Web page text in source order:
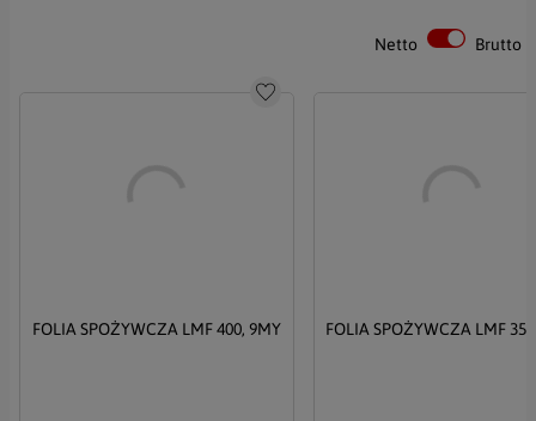
Akceptuję Politykę Prywatności i Politykę RODO
Netto Brutto
Do schowka
FOLIA SPOŻYWCZA LMF 400, 9MY FOLIA SPOŻYWCZA LMF